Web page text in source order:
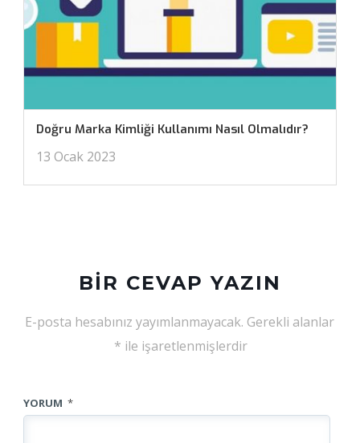
Doğru Marka Kimliği Kullanımı Nasıl Olmalıdır?
13 Ocak 2023
BIR CEVAP YAZIN
E-posta hesabınız yayımlanmayacak. Gerekli alanlar
* ile işaretlenmişlerdir
YORUM *